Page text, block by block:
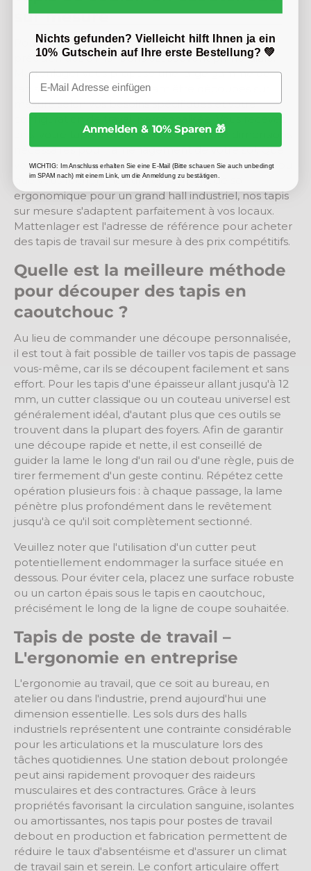
sur mesure
Pour les revêtements de sol en caoutchouc, la
précision des dimensions est souvent primordiale.
Mattenlager vous propose une large gamme de
tapis en caoutchouc pouvant être découpés sur
mesure selon vos besoins spécifiques et votre
configuration de travail personnalisée.
Vous recevez
ainsi votre tapis d'atelier exactement aux dimensions
nécessaires pour l'aménagement de votre sol. Que
vous souhaitiez équiper un petit atelier à domicile ou
que vous recherchiez un revêtement de sol
ergonomique pour un grand hall industriel, nos tapis
sur mesure s'adaptent parfaitement à vos locaux.
Mattenlager est l'adresse de référence pour acheter
des tapis de travail sur mesure à des prix compétitifs.
Quelle est la meilleure méthode
pour découper des tapis en
caoutchouc ?
Au lieu de commander une découpe personnalisée,
il est tout à fait possible de tailler vos tapis de passage
vous-même, car ils se découpent facilement et sans
effort. Pour les tapis d'une épaisseur allant jusqu'à 12
mm, un cutter classique ou un couteau universel est
généralement idéal, d'autant plus que ces outils se
trouvent dans la plupart des foyers. Afin de garantir
une découpe rapide et nette, il est conseillé de
guider la lame le long d'un rail ou d'une règle, puis de
tirer fermement d'un geste continu. Répétez cette
opération plusieurs fois : à chaque passage, la lame
pénètre plus profondément dans le revêtement
jusqu'à ce qu'il soit complètement sectionné.
Veuillez noter que l'utilisation d'un cutter peut
potentiellement endommager la surface située en
dessous. Pour éviter cela, placez une surface robuste
ou un carton épais sous le tapis en caoutchouc,
précisément le long de la ligne de coupe souhaitée.
Tapis de poste de travail –
L'ergonomie en entreprise
L'ergonomie au travail, que ce soit au bureau, en
atelier ou dans l'industrie, prend aujourd'hui une
dimension essentielle. Les sols durs des halls
industriels représentent une contrainte considérable
pour les articulations et la musculature lors des
tâches quotidiennes. Une station debout prolongée
peut ainsi rapidement provoquer des raideurs
musculaires et des contractures. Grâce à leurs
propriétés favorisant la circulation sanguine, isolantes
ou amortissantes, nos tapis pour postes de travail
debout en production et fabrication permettent de
réduire le taux d'absentéisme et d'assurer un climat
de travail sain et serein. Le confort articulaire offert
Nichts gefunden? Vielleicht hilft Ihnen ja ein
10% Gutschein auf Ihre erste Bestellung? 💚
Email
Anmelden & 10% Sparen 🎁
WICHTIG: Im Anschluss erhalten Sie eine E-Mail (Bitte schauen Sie auch unbedingt
im SPAM nach) mit einem Link, um die Anmeldung zu bestätigen.